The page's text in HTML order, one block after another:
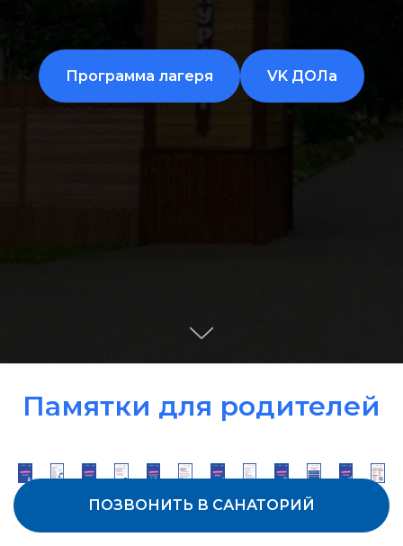
Программа лагеря VK ДОЛа
Памятки для родителей
ПОЗВОНИТЬ В САНАТОРИЙ